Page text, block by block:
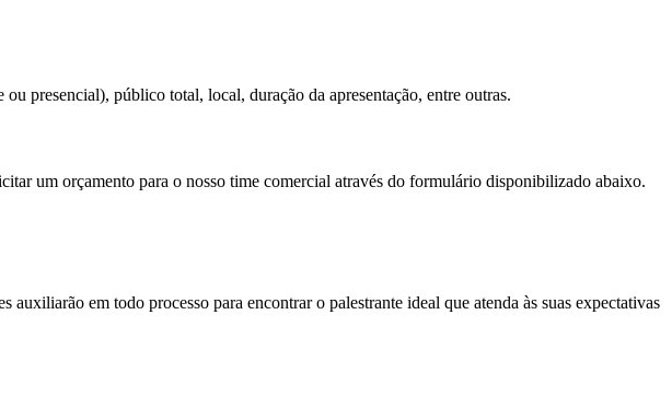
presencial), público total, local, duração da apresentação, entre outras.
um orçamento para o nosso time comercial através do formulário disponibilizado abaixo.
em todo processo para encontrar o palestrante ideal que atenda às suas expectativas